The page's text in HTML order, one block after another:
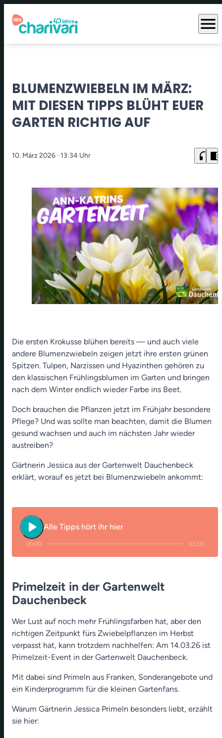
menu
BLUMENZWIEBELN IM MÄRZ:
MIT DIESEN TIPPS BLÜHT EUER
GARTEN RICHTIG AUF
10. März 2026 · 13:34 Uhr headphones chrome_reader_mode
Die ersten Krokusse blühen bereits — und auch viele
andere Blumenzwiebeln zeigen jetzt ihre ersten grünen
Spitzen. Tulpen, Narzissen und Hyazinthen gehören zu
den klassischen Frühlingsblumen im Garten und bringen
nach dem Winter endlich wieder Farbe ins Beet.
Doch brauchen die Pflanzen jetzt im Frühjahr besondere
Pflege? Und was sollte man beachten, damit die Blumen
gesund wachsen und auch im nächsten Jahr wieder
austreiben?
Gärtnerin Jessica aus der Gartenwelt Dauchenbeck
erklärt, worauf es jetzt bei Blumenzwiebeln ankommt:
play_arrow Alle Tipps hört ihr hier
00:00 01:01
Primelzeit in der Gartenwelt
Dauchenbeck
Wer Lust auf noch mehr Frühlingsfarben hat, aber den
richtigen Zeitpunkt fürs Zwiebelpflanzen im Herbst
verpasst hat, kann trotzdem nachhelfen: Am 14.03.26 ist
Primelzeit-Event in der Gartenwelt Dauchenbeck.
Mit dabei sind Primeln aus Franken, Sonderangebote und
ein Kinderprogramm für die kleinen Gartenfans.
Warum Gärtnerin Jessica Primeln besonders liebt, erzählt
sie hier: